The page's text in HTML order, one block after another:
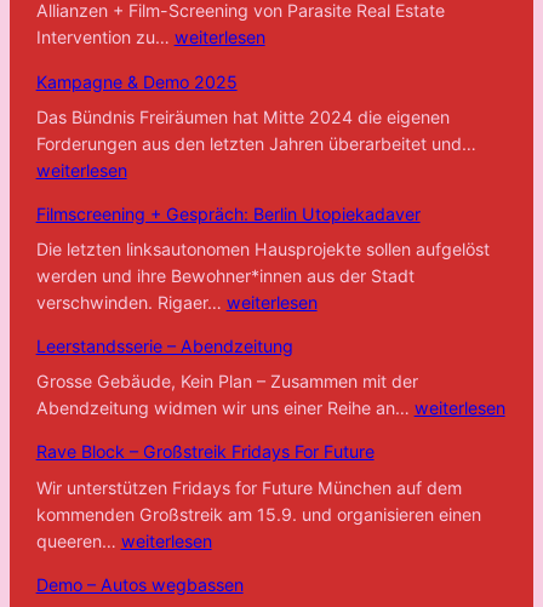
Allianzen + Film-Screening von Parasite Real Estate
Intervention zu… Speculating
artistic
and
political
weiterlesen
Kampagne & Demo 2025
Das Bündnis Freiräumen hat Mitte 2024 die eigenen
Forderungen aus den letzten Jahren überarbeitet und…
weiterlesen
Filmscreening + Gespräch: Berlin Utopiekadaver
Die letzten linksautonomen Hausprojekte sollen aufgelöst
werden und ihre Bewohner*innen aus der Stadt
verschwinden. Rigaer… Filmscreening
Gespräch:
Berlin
Utopiekadaver
weiterlesen
Leerstandsserie – Abendzeitung
Grosse Gebäude, Kein Plan – Zusammen mit der
Abendzeitung widmen wir uns einer Reihe an… Leerstandsserie
weiterlesen
Rave Block – Großstreik Fridays For Future
Wir unterstützen Fridays for Future München auf dem
kommenden Großstreik am 15.9. und organisieren einen
queeren… Rave
–
weiterlesen
Demo – Autos wegbassen